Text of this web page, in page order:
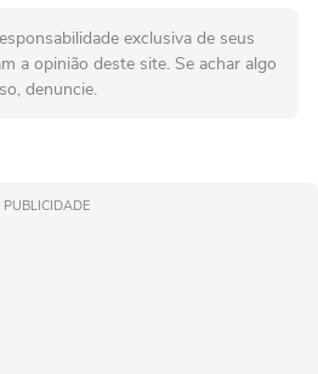
exclusiva de seus
a opinião deste site. Se achar algo
denuncie.
PUBLICIDADE